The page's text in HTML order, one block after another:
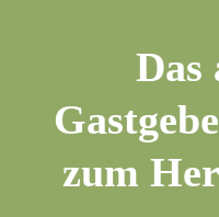
Das
zum